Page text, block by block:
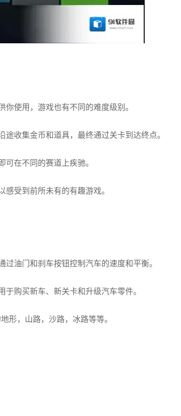
使用，游戏也有不同的难度级别。
收集金币和道具，最终通过关卡到达终点。
在不同的赛道上疾驰。
受到前所未有的有趣游戏。
油门和刹车按钮控制汽车的速度和平衡。
购买新车、新关卡和升级汽车零件。
形，山路，沙路，冰路等等。